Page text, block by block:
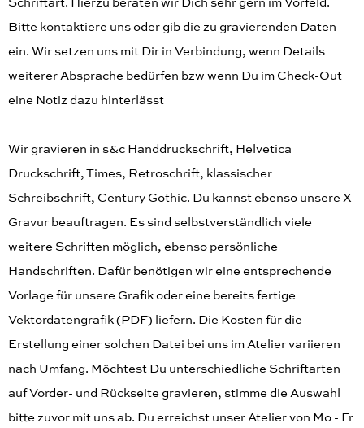
Bitte kontaktiere uns oder gib die zu gravierenden Daten
ein. Wir setzen uns mit Dir in Verbindung, wenn Details
weiterer Absprache bedürfen bzw wenn Du im Check-Out
eine Notiz dazu hinterlässt
Wir gravieren in s&c Handdruckschrift, Helvetica
Druckschrift, Times, Retroschrift, klassischer
Schreibschrift, Century Gothic. Du kannst ebenso unsere X-
Gravur beauftragen. Es sind selbstverständlich viele
weitere Schriften möglich, ebenso persönliche
Handschriften. Dafür benötigen wir eine entsprechende
Vorlage für unsere Grafik oder eine bereits fertige
Vektordatengrafik (PDF) liefern. Die Kosten für die
Erstellung einer solchen Datei bei uns im Atelier variieren
nach Umfang. Möchtest Du unterschiedliche Schriftarten
auf Vorder- und Rückseite gravieren, stimme die Auswahl
bitte zuvor mit uns ab. Du erreichst unser Atelier von Mo - Fr